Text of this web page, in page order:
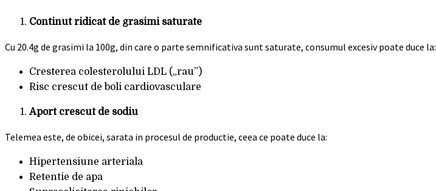
Continut ridicat de grasimi saturate
Cu 20.4g de grasimi la 100g, din care o parte semnificativa sunt saturate, consumul excesiv poate duce la:
Cresterea colesterolului LDL („rau”)
Risc crescut de boli cardiovasculare
Aport crescut de sodiu
Telemea este, de obicei, sarata in procesul de productie, ceea ce poate duce la:
Hipertensiune arteriala
Retentie de apa